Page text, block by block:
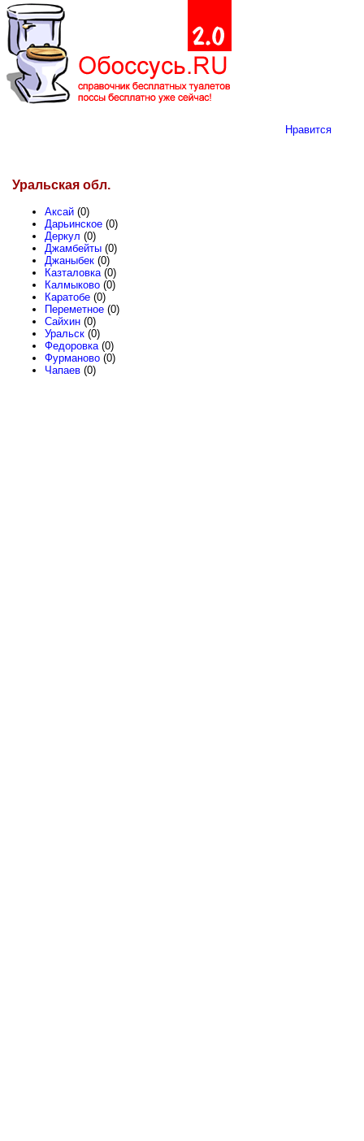
Нравится
Уральская обл.
Аксай (0)
Дарьинское (0)
Деркул (0)
Джамбейты (0)
Джаныбек (0)
Казталовка(0)
Калмыково (0)
Каратобе (0)
Переметное (0)
Сайхин (0)
Уральск (0)
Федоровка(0)
Фурманово (0)
Чапаев (0)